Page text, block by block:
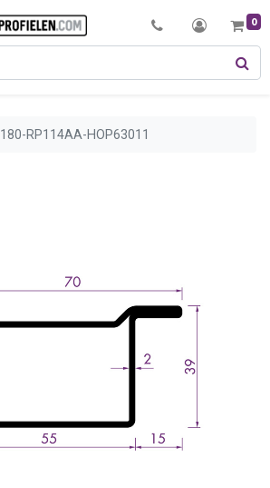
0
180-RP114AA-HOP63011